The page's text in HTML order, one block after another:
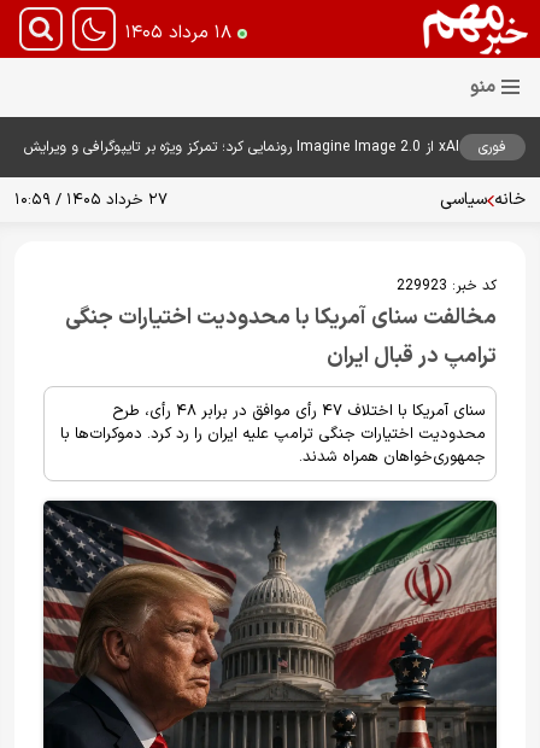
۱۸ مرداد ۱۴۰۵
فوری
xAI از Imagine Image 2.0 رونمایی کرد؛ تمرکز ویژه بر تایپوگرافی و ویرایش
خانه سیاسی ۲۷ خرداد ۱۴۰۵ / ۱۰:۵۹
کد خبر: 229923
مخالفت سنای آمریکا با محدودیت اختیارات جنگی
ترامپ در قبال ایران
سنای آمریکا با اختلاف ۴۷ رأی موافق در برابر ۴۸ رأی، طرح
محدودیت اختیارات جنگی ترامپ علیه ایران را رد کرد. دموکرات‌ها با
جمهوری‌خواهان همراه شدند.